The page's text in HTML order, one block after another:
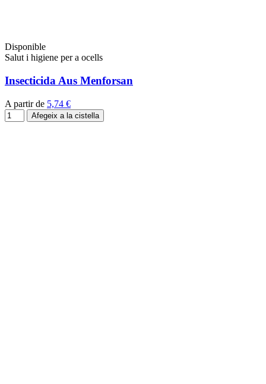
Disponible
Salut i higiene per a ocells
Insecticida Aus Menforsan
A partir de 5,74 €
Afegeix a la cistella